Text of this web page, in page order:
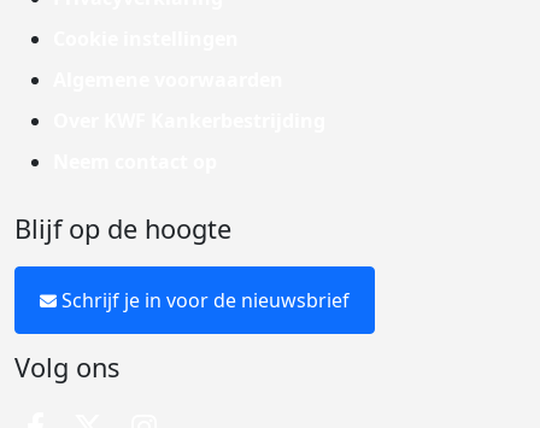
Blijf op de hoogte
Schrijf je in voor de nieuwsbrief
Volg ons